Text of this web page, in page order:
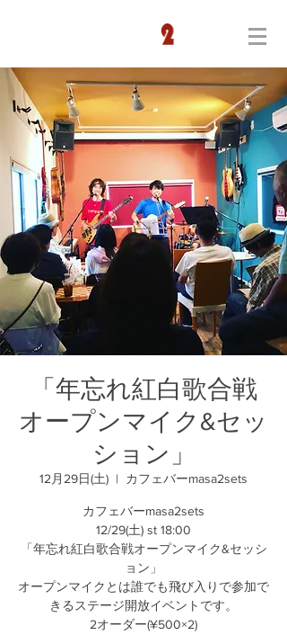
「年忘れ紅白歌合戦
オープンマイク&セッ
ション」
12月29日(土)
  |
カフェバーmasa2sets
カフェバーmasa2sets
12/29(土) st 18:00
「年忘れ紅白歌合戦オープンマイク&セッシ
ョン」
オープンマイクとは誰でも飛び入りで参加で
きるステージ開放イベントです。
2オーダー(¥500×2)